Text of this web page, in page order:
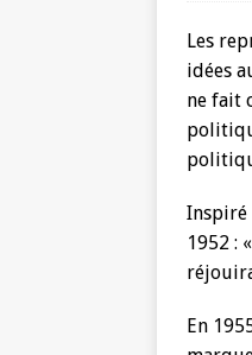
Les
idées
ne fait
Inspiré
1952 :
En